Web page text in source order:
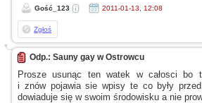
Gość_123 2011-01-13, 12:08
Zgłoś
Odp.: Sauny gay w Ostrowcu
Prosze usunąc ten watek w całosci bo
i znówpojawia sie wpisy te co były
dowiaduje sięw swoim środowiskua nie